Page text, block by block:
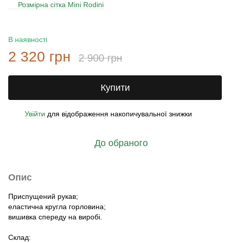
Розмірна сітка Mini Rodini
В наявності
2 320 грн 2 900 грн
Купити
Увійти для відображення накопичувальної знижки
До обраного
Опис
Приспущений рукав;
еластична кругла горловина;
вишивка спереду на виробі.
Склад: